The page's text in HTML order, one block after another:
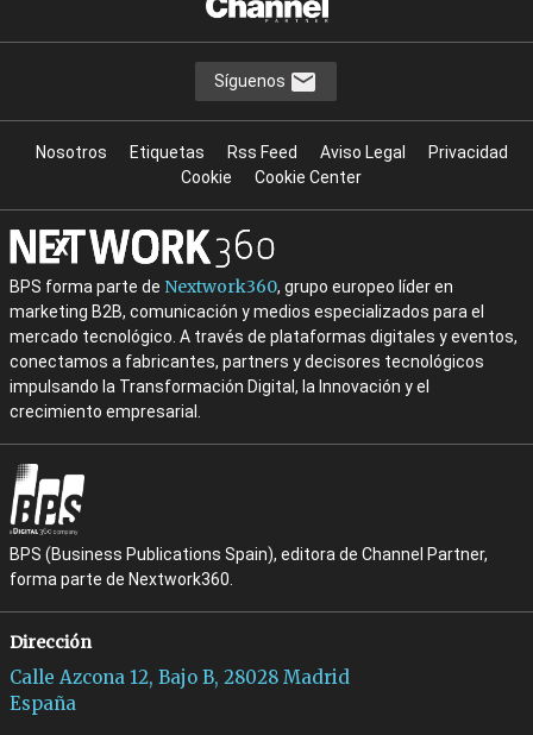
Síguenos
Nosotros Etiquetas Rss Feed Aviso Legal
Privacidad
Cookie
Cookie Center
BPS forma parte de Nextwork360, grupo europeo líder en
marketing B2B, comunicación y medios especializados para el
mercado tecnológico. A través de plataformas digitales y eventos,
conectamos a fabricantes, partners y decisores tecnológicos
impulsando la Transformación Digital, la Innovación y el
crecimiento empresarial.
BPS (Business Publications Spain), editora de Channel Partner,
forma parte de Nextwork360.
Dirección
Calle Azcona 12, Bajo B, 28028 Madrid
España